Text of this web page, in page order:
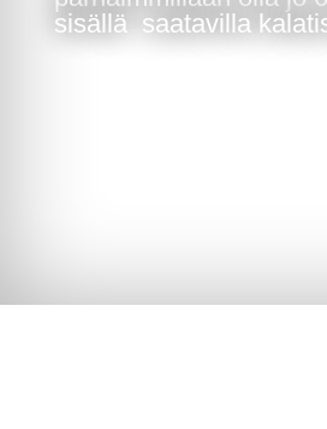
sisällä saatavilla